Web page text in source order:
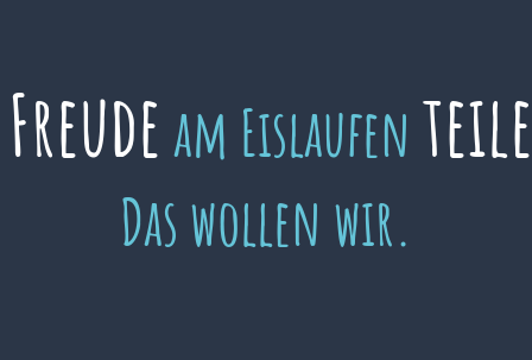
Freudeam Eislaufen
Das wollen wir.